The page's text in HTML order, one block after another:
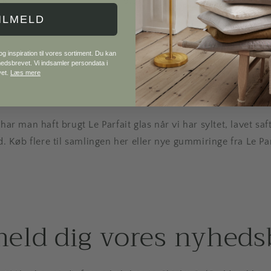
man haft brugt Le Parfait glas når vi har syltet, lavet
Køb flere til samlingen her eller nye gummiringe fra Le
dig vores
inspiration til vores sortiment. Du kan
Vi indsamler persondata i
Læs mere